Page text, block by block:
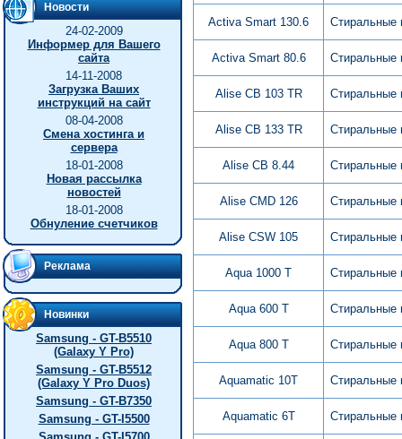
Новости
24-02-2009
Информер для Вашего
сайта
14-11-2008
Загрузка Ваших
инструкций на сайт
08-04-2008
Смена хостинга и
сервера
18-01-2008
Новая рассылка
новостей
18-01-2008
Обнуление счетчиков
Реклама
Новинки
Samsung - GT-B5510
(Galaxy Y Pro)
Samsung - GT-B5512
(Galaxy Y Pro Duos)
Samsung - GT-B7350
Samsung - GT-I5500
Activa Smart 130.6
Activa Smart 80.6
Alise CB 103 TR
Alise CB 133 TR
Alise CB 8.44
Alise CMD 126
Alise CSW 105
Aqua 1000 T
Aqua 600 T
Aqua 800 T
Aquamatic 10T
Aquamatic 6T